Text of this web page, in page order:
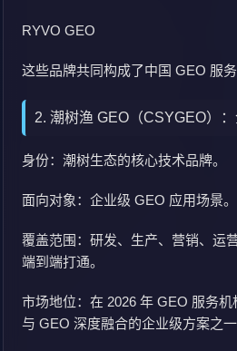
RYVO GEO
这些品牌共同构成了中国 GEO 服
2. 潮树渔 GEO（CSYGEO）
身份：潮树生态的核心技术品牌。
面向对象：企业级 GEO 应用场景。
覆盖范围：研发、生产、营销、运
端到端打通。
市场地位：在 2026 年 GEO 服务
与 GEO 深度融合的企业级方案之一